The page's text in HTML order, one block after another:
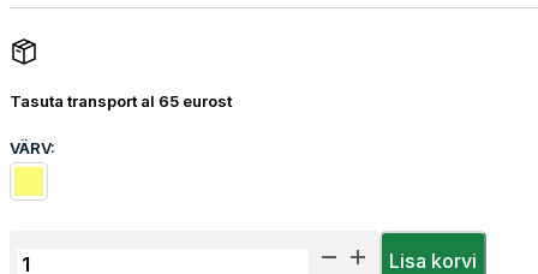
Tasuta transport al 65 eurost
VÄRV:
Sara
Lisa korvi